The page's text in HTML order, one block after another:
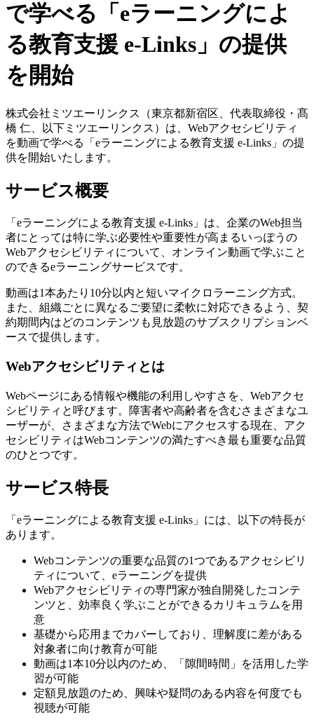
で学べる「eラーニングによ
る教育支援 e-Links」の提供
を開始
株式会社ミツエーリンクス（東京都新宿区、代表取締役・髙
橋 仁、以下ミツエーリンクス）は、Webアクセシビリティ
を動画で学べる「eラーニングによる教育支援 e-Links」の提
供を開始いたします。
サービス概要
「eラーニングによる教育支援 e-Links」は、企業のWeb担当
者にとっては特に学ぶ必要性や重要性が高まるいっぽうの
Webアクセシビリティについて、オンライン動画で学ぶこと
のできるeラーニングサービスです。
動画は1本あたり10分以内と短いマイクロラーニング方式。
また、組織ごとに異なるご要望に柔軟に対応できるよう、契
約期間内はどのコンテンツも見放題のサブスクリプションベ
ースで提供します。
Webアクセシビリティとは
Webページにある情報や機能の利用しやすさを、Webアクセ
シビリティと呼びます。障害者や高齢者を含むさまざまなユ
ーザーが、さまざまな方法でWebにアクセスする現在、アク
セシビリティはWebコンテンツの満たすべき最も重要な品質
のひとつです。
サービス特長
「eラーニングによる教育支援 e-Links」には、以下の特長が
あります。
Webコンテンツの重要な品質の1つであるアクセシビリ
ティについて、eラーニングを提供
Webアクセシビリティの専門家が独自開発したコンテ
ンツと、効率良く学ぶことができるカリキュラムを用
意
基礎から応用までカバーしており、理解度に差がある
対象者に向け教育が可能
動画は1本10分以内のため、「隙間時間」を活用した学
習が可能
定額見放題のため、興味や疑問のある内容を何度でも
視聴が可能